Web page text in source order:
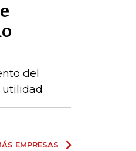
del
utilidad
EMPRESAS